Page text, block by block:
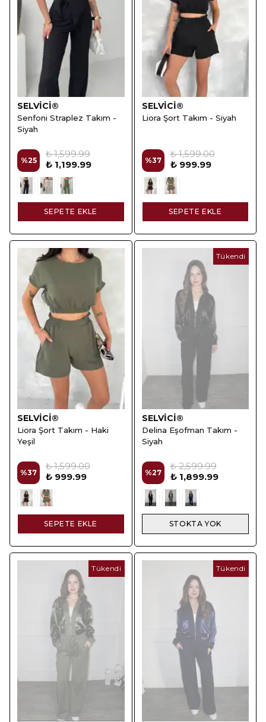
SELVİCİ®
Senfoni Straplez Takım -
Siyah
%25
₺ 1,599.99
₺ 1,199.99
SEPETE EKLE
SELVİCİ®
Liora Şort Takım - Siyah
%37
₺ 1,599.00
₺ 999.99
SEPETE EKLE
SELVİCİ®
Liora Şort Takım - Haki
Yeşil
%37
₺ 1,599.00
₺ 999.99
SEPETE EKLE
Tükendi
SELVİCİ®
Delina Eşofman Takım -
Siyah
%27
₺ 2,599.99
₺ 1,899.99
STOKTA YOK
Tükendi Tükendi